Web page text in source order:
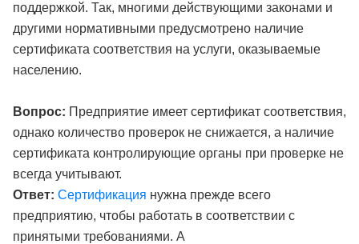
поддержкой. Так, многими действующими законами и
другими нормативными предусмотрено наличие
сертификата соответствия на услуги, оказываемые
населению.
Вопрос: Предприятие имеет сертификат соответствия,
однако количество проверок не снижается, а наличие
сертификата контролирующие органы при проверке не
всегда учитывают.
Ответ: Сертификация нужна прежде всего
предприятию, чтобы работать в соответствии с
принятыми требованиями. А